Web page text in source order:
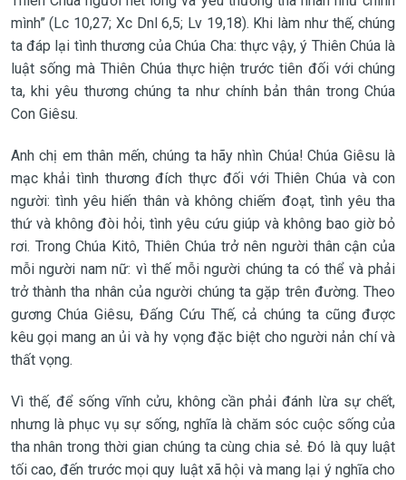
mình” (Lc 10,27; Xc Dnl 6,5; Lv 19,18). Khi làm như thế, chúng
ta đáp lại tình thương của Chúa Cha: thực vậy, ý Thiên Chúa là
luật sống mà Thiên Chúa thực hiện trước tiên đối với chúng
ta, khi yêu thương chúng ta như chính bản thân trong Chúa
Con Giêsu.
Anh chị em thân mến, chúng ta hãy nhìn Chúa! Chúa Giêsu là
mạc khải tình thương đích thực đối với Thiên Chúa và con
người: tình yêu hiến thân và không chiếm đoạt, tình yêu tha
thứ và không đòi hỏi, tình yêu cứu giúp và không bao giờ bỏ
rơi. Trong Chúa Kitô, Thiên Chúa trở nên người thân cận của
mỗi người nam nữ: vì thế mỗi người chúng ta có thể và phải
trở thành tha nhân của người chúng ta gặp trên đường. Theo
gương Chúa Giêsu, Đấng Cứu Thế, cả chúng ta cũng được
kêu gọi mang an ủi và hy vọng đặc biệt cho người nản chí và
thất vọng.
Vì thế, để sống vĩnh cửu, không cần phải đánh lừa sự chết,
nhưng là phục vụ sự sống, nghĩa là chăm sóc cuộc sống của
tha nhân trong thời gian chúng ta cùng chia sẻ. Đó là quy luật
tối cao, đến trước mọi quy luật xã hội và mang lại ý nghĩa cho